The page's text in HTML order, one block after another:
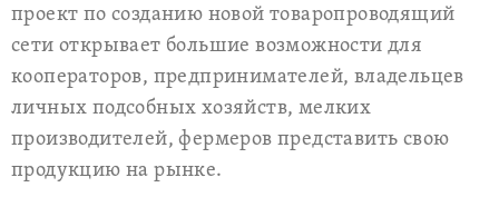
проект по созданию новой товаропроводящий
сети открывает большие возможности для
кооператоров, предпринимателей, владельцев
личных подсобных хозяйств, мелких
производителей, фермеров представить свою
продукцию на рынке.